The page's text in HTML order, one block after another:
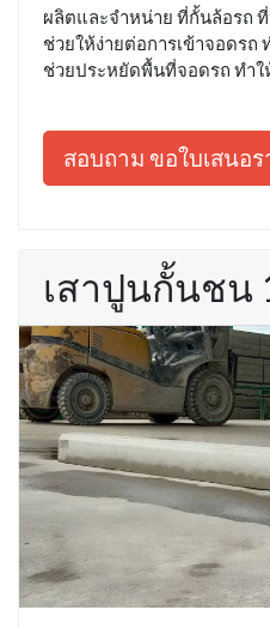
ผลิตและจำหน่าย ที่กั้นล้อรถ
ช่วยให้ง่ายต่อการเข้าจอดรถ
ช่วยประหยัดพื้นที่จอดรถ ทำ
สอบถาม ขอใบเสนอร
เสาปูนกั้นชน